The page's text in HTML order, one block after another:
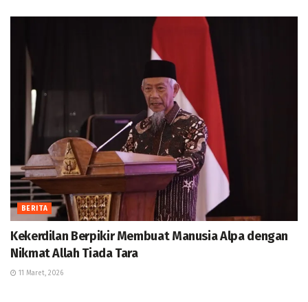
BERITA
Kekerdilan Berpikir Membuat Manusia Alpa dengan
Nikmat Allah Tiada Tara
11 Maret, 2026